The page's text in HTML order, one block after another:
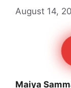
August 14,
Maiya